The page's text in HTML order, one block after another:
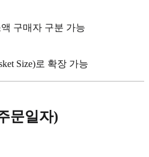
구매자 구분 가능
Size)로 확장 가능
문일자)